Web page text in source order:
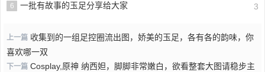
6 一批有故事的玉足分享给大家 3
上一篇 收集到的一组足控圈流出图，娇美的玉足，各有各的韵味，你
喜欢哪一双
下一篇 Cosplay,原神 纳西妲，脚脚非常嫩白，欲看整套大图请稳步主